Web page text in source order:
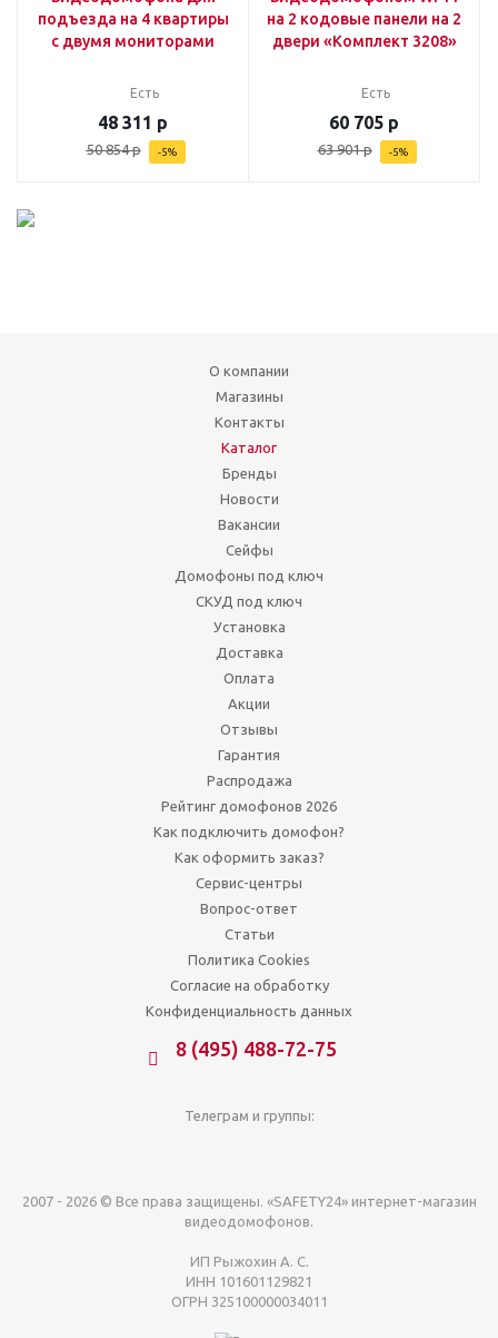
подъезда на 4 квартиры
с двумя мониторами
Есть
48 311 р
50 854р -5%
на 2 кодовые панели на 2
двери «Комплект 3208»
Есть
60 705 р
63 901р -5%
О компании
Магазины
Контакты
Каталог
Бренды
Новости
Вакансии
Сейфы
Домофоны под ключ
СКУД под ключ
Установка
Доставка
Оплата
Акции
Отзывы
Гарантия
Распродажа
Рейтинг домофонов 2026
Как подключить домофон?
Как оформить заказ?
Сервис-центры
Вопрос-ответ
Статьи
Политика Cookies
Согласие на обработку
Конфиденциальность данных
8 (495) 488-72-75
Телеграм и группы:
2007 - 2026 © Все права защищены. «SAFETY24» интернет-магазин
видеодомофонов.
ИП Рыжохин А. С.
ИНН 101601129821
ОГРН 325100000034011